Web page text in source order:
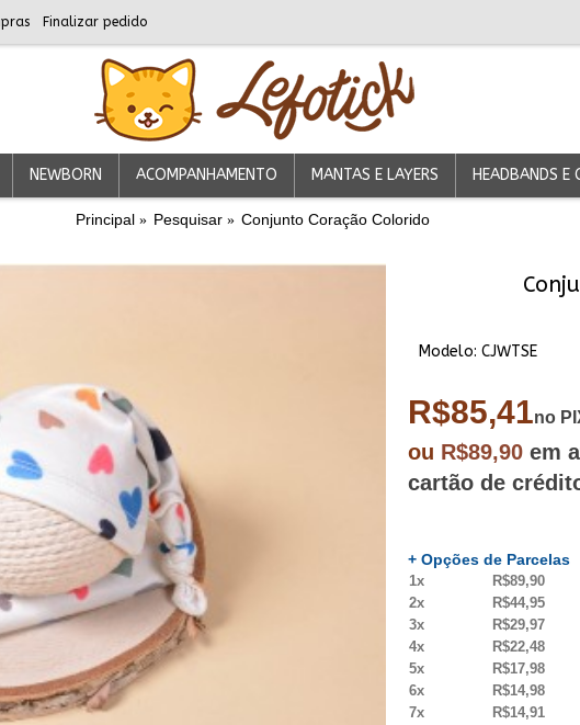
Finalizar pedido
NEWBORN ACOMPANHAMENTO MANTAS E LAYERS HEADBANDS E
Principal Pesquisar Conjunto Coração Colorido
Modelo: CJWTSE
R$85,41no
ou R$89,90 em
cartão de
+ Opções de Parcelas
1x R$89,90
2x
R$44,95
3x
R$29,97
4x
R$22,48
5x
R$17,98
6x
R$14,98
7x
R$14,91